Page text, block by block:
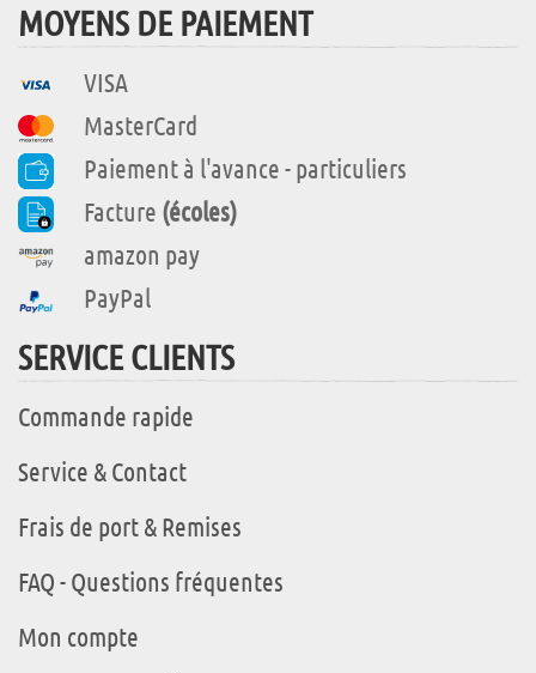
MOYENS DE PAIEMENT
VISA
MasterCard
Paiement à l'avance - particuliers
Facture (écoles)
amazon pay
PayPal
SERVICE CLIENTS
Commande rapide
Service & Contact
Frais de port & Remises
FAQ - Questions fréquentes
Mon compte